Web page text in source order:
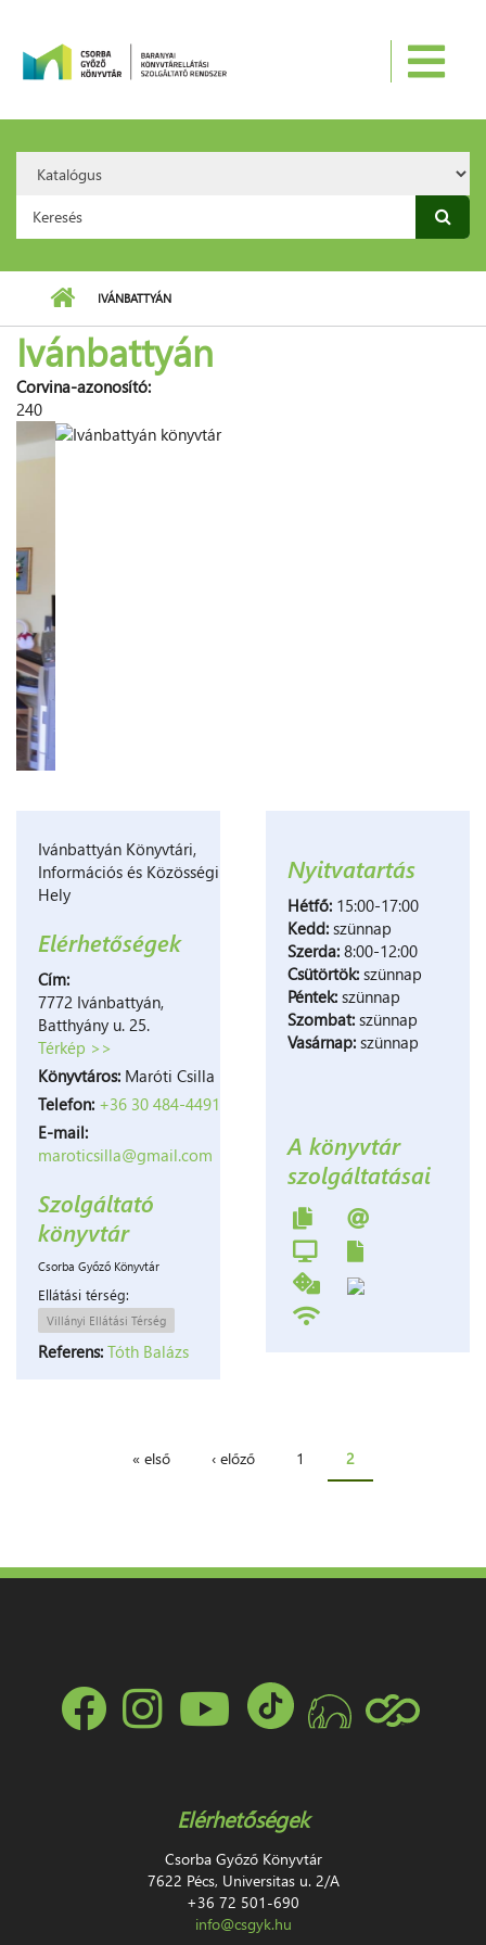
Option:
Keresés űrlap
IVÁNBATTYÁN
Ivánbattyán
Corvina-azonosító:
240
Ivánbattyán Könyvtári,
Információs és Közösségi
Hely
Elérhetőségek
Cím:
7772 Ivánbattyán,
Batthyány u. 25.
Térkép >>
Battyány
Könyvtáros: Maróti Csilla
Telefon: +36 30 484-4491
E-mail:
maroticsilla@gmail.com
Szolgáltató
könyvtár
Csorba Győző Könyvtár
Ellátási térség:
Villányi Ellátási Térség
Referens: Tóth Balázs
Nyitvatartás
Hétfő:15:00-17:00
Kedd: szünnap
Szerda:8:00-12:00
Csütörtök:szünnap
Péntek:szünnap
Szombat:szünnap
Vasárnap:szünnap
A könyvtár
szolgáltatásai
« első ‹ előző 1 2
Elérhetőségek
Csorba Győző Könyvtár
7622 Pécs, Universitas u. 2/A
+36 72 501-690
info@csgyk.hu